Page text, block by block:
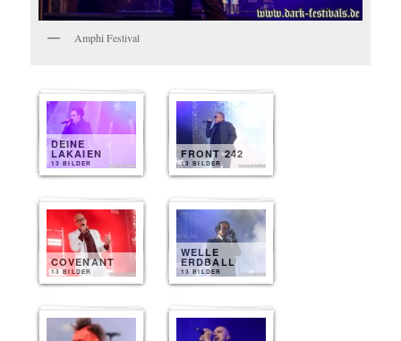
Amphi Festival
DEINE
LAKAIEN
13 BILDER
FRONT 242
13 BILDER
COVENANT
13 BILDER
WELLE
ERDBALL
13 BILDER